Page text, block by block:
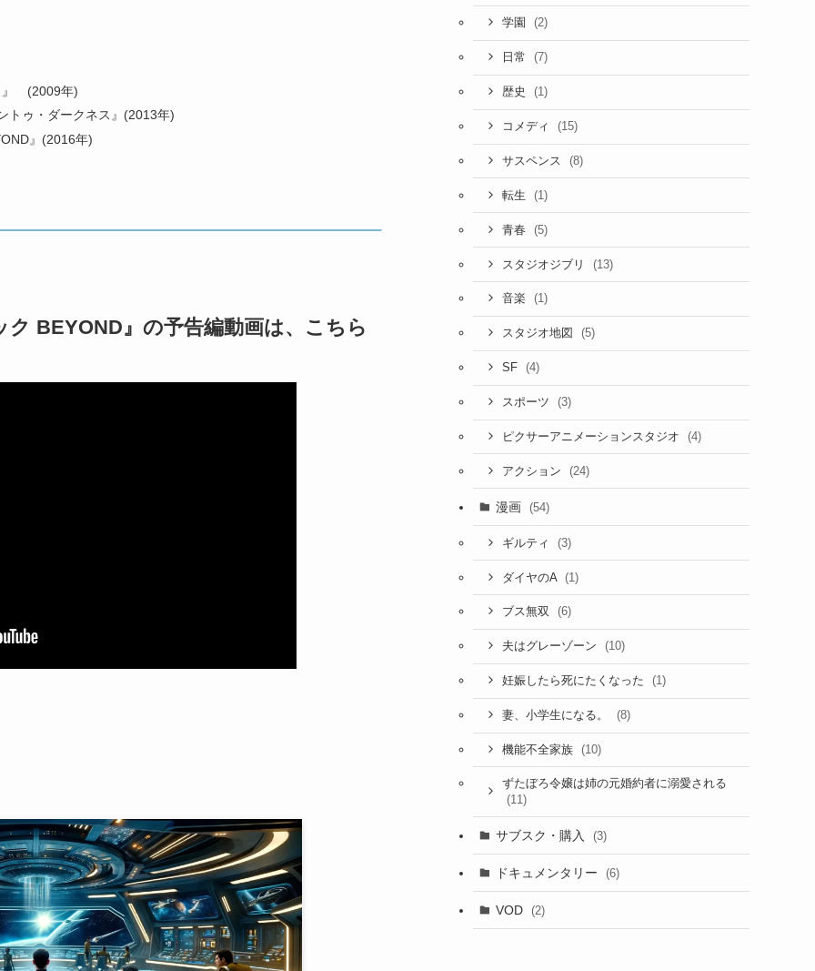
』 (2009年)
トゥ・ダークネス』(2013年)
』(2016年)
BEYOND』の予告編動画は、こちら
学園 (2)
日常 (7)
歴史 (1)
コメディ (15)
サスペンス (8)
転生 (1)
青春 (5)
スタジオジブリ (13)
音楽 (1)
スタジオ地図 (5)
SF (4)
スポーツ (3)
ピクサーアニメーションスタジオ (4)
アクション (24)
漫画 (54)
ギルティ (3)
ダイヤのA (1)
ブス無双 (6)
夫はグレーゾーン (10)
妊娠したら死にたくなった (1)
妻、小学生になる。 (8)
機能不全家族 (10)
ずたぼろ令嬢は姉の元婚約者に溺愛される
(11)
サブスク・購入 (3)
ドキュメンタリー (6)
VOD (2)